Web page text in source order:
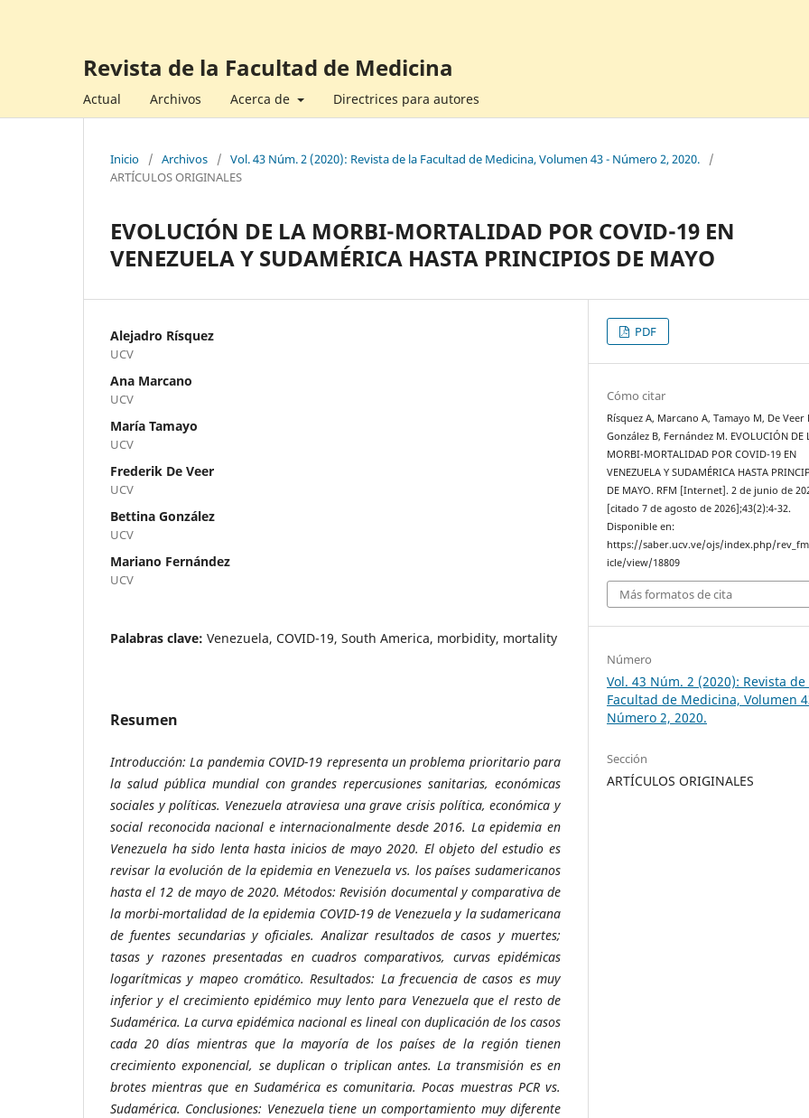
Revista de la Facultad de Medicina
Actual Archivos Acerca de Directrices para autores
Inicio / Archivos / Vol. 43 Núm. 2 (2020): Revista de la Facultad de Medicina, Volumen 43 - Número 2, 2020.
/
ARTÍCULOS ORIGINALES
EVOLUCIÓN DE LA MORBI-MORTALIDAD POR COVID-19 EN
VENEZUELA Y SUDAMÉRICA HASTA PRINCIPIOS DE MAYO
Alejadro Rísquez
UCV
Ana Marcano
UCV
María Tamayo
UCV
Frederik De Veer
UCV
Bettina González
UCV
Mariano Fernández
UCV
Palabras clave: Venezuela, COVID-19, South America, morbidity, mortality
Resumen
Introducción: La pandemia COVID-19 representa un problema prioritario para
la salud pública mundial con grandes repercusiones sanitarias, económicas
sociales y políticas. Venezuela atraviesa una grave crisis política, económica y
social reconocida nacional e internacionalmente desde 2016. La epidemia en
Venezuela ha sido lenta hasta inicios de mayo 2020. El objeto del estudio es
revisar la evolución de la epidemia en Venezuela vs. los países sudamericanos
hasta el 12 de mayo de 2020. Métodos: Revisión documental y comparativa de
la morbi-mortalidad de la epidemia COVID-19 de Venezuela y la sudamericana
de fuentes secundarias y oficiales. Analizar resultados de casos y muertes;
tasas y razones presentadas en cuadros comparativos, curvas epidémicas
logarítmicas y mapeo cromático. Resultados: La frecuencia de casos es muy
inferior y el crecimiento epidémico muy lento para Venezuela que el resto de
Sudamérica. La curva epidémica nacional es lineal con duplicación de los casos
cada 20 días mientras que la mayoría de los países de la región tienen
crecimiento exponencial, se duplican o triplican antes. La transmisión es en
brotes mientras que en Sudamérica es comunitaria. Pocas muestras PCR vs.
Sudamérica. Conclusiones: Venezuela tiene un comportamiento muy diferente
PDF
Cómo citar
Rísquez A, Marcano A, Tamayo M, De Veer
González B, Fernández M. EVOLUCIÓN DE
MORBI-MORTALIDAD POR COVID-19 EN
VENEZUELA Y SUDAMÉRICA HASTA
DE MAYO. RFM [Internet]. 2 de junio de
[citado 7 de agosto de 2026];43(2):4-32.
Disponible en:
https://saber.ucv.ve/ojs/index.php/
icle/view/18809
Más formatos de cita
Número
Vol. 43 Núm. 2 (2020): Revista de
Facultad de Medicina, Volumen
Número 2, 2020.
Sección
ARTÍCULOS ORIGINALES